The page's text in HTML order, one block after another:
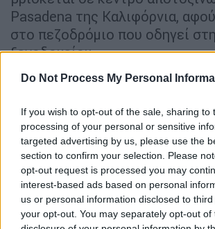
Do Not Process My Personal
If you wish to opt-out of the sale, sharing to
processing of your personal or sensitive
targeted advertising by us, please use the
section to confirm your selection. Please
opt-out request is processed you may
interest-based ads based on personal
us or personal information disclosed to
your opt-out. You may separately opt-out of
Pasadena της Καλιφόρνια,
στο πεζοδρόμιο που οδηγεί
ξενοδοχείου.
EXCLUSIVE: Cher hired four
Allman from NYC hotel
trying to reconcile with his
reveal - as new photos
out' musician at the Chateau
Marmont in days before
to rehabhttps://t.co/